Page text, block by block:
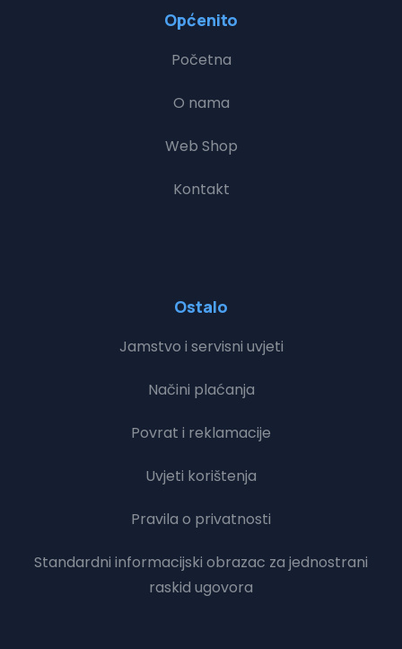
Općenito
Početna
O nama
Web Shop
Kontakt
Ostalo
Jamstvo i servisni uvjeti
Načini plaćanja
Povrat i reklamacije
Uvjeti korištenja
Pravila o privatnosti
Standardni informacijski obrazac za jednostrani
raskid ugovora